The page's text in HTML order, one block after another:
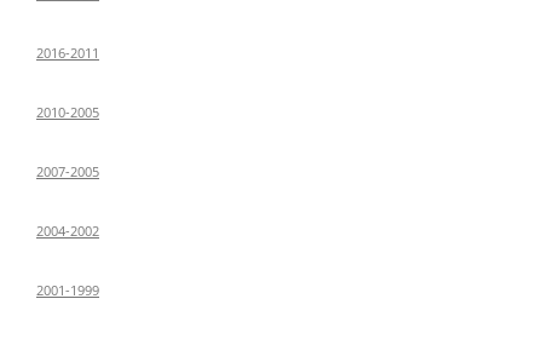
2016-2011
2010-2005
2007-2005
2004-2002
2001-1999